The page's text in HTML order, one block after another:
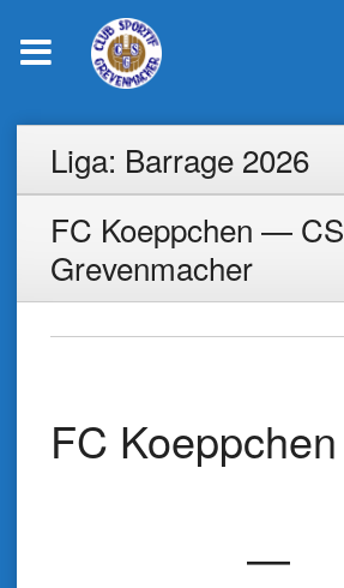
contentLiga: Barrage 2026
FC Koeppchen — CS
Grevenmacher
FC Koeppchen
—